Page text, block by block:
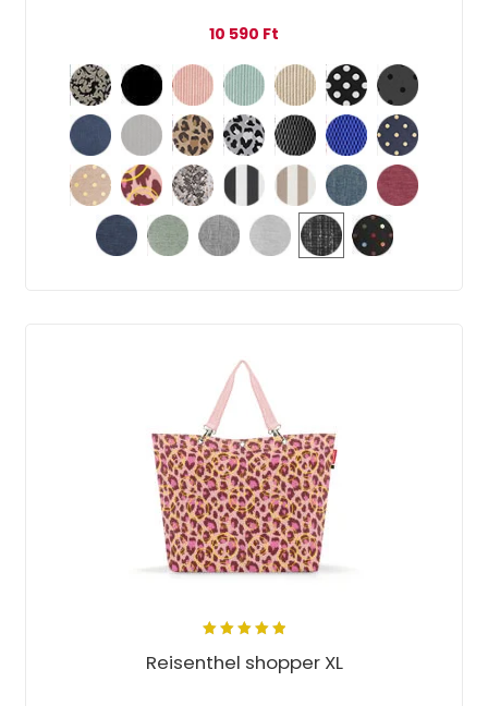
10 590 Ft
5.00
out
of 5
Reisenthel shopper XL